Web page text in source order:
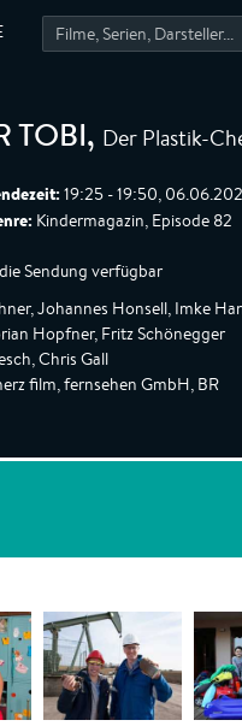
TOBI, Der Plastik-
19:25 - 19:50,
Kindermagazin, Episode 82
Sendung verfügbar
Johannes Honsell, Imke
Hopfner, Fritz Schönegger
Chris Gall
film, fernsehen GmbH, BR